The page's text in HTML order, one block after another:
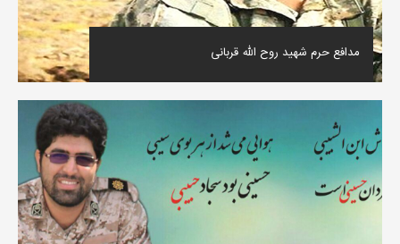
مدافع حرم شهید روح الله قربانی